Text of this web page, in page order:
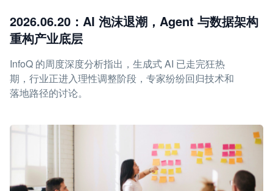
2026.06.20：AI 泡沫退潮，Agent 与数据架构
重构产业底层
InfoQ 的周度深度分析指出，生成式 AI 已走完狂热
期，行业正进入理性调整阶段，专家纷纷回归技术和
落地路径的讨论。